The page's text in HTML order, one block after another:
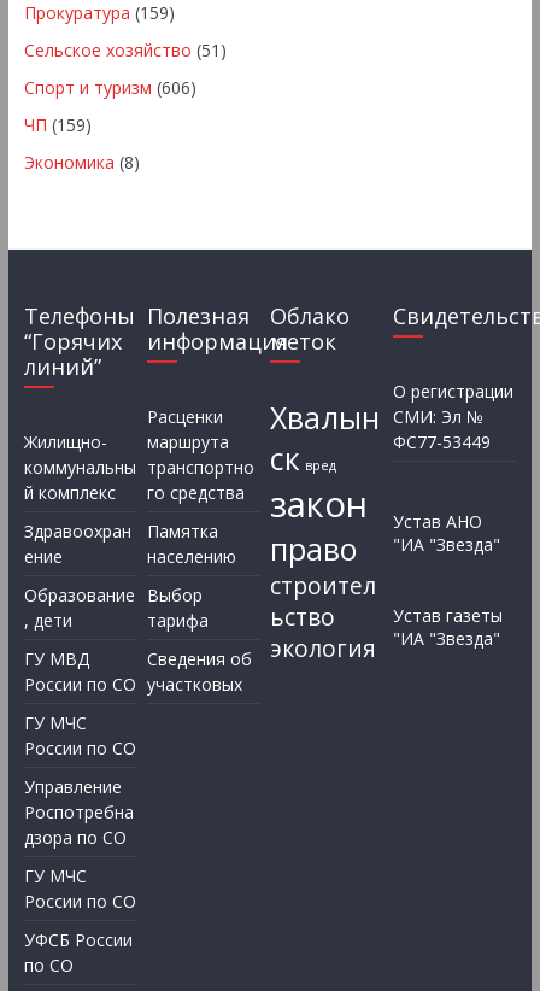
Прокуратура (159)
Сельское хозяйство (51)
Спорт и туризм (606)
ЧП (159)
Экономика (8)
Телефоны
“Горячих
линий”
Жилищно-
коммунальны
й комплекс
Здравоохран
ение
Образование
, дети
ГУ МВД
России по СО
ГУ МЧС
России по СО
Управление
Роспотребна
дзора по СО
ГУ МЧС
России по СО
УФСБ России
по СО
Полезная
информация
Расценки
маршрута
транспортно
го средства
Памятка
населению
Выбор
тарифа
Сведения об
участковых
Облако
меток
Хвалын
ск вред
закон
право
строител
ьство
экология
О регистрации
СМИ: Эл №
ФС77-53449
Устав АНО
"ИА "Звезда"
Устав газеты
"ИА "Звезда"